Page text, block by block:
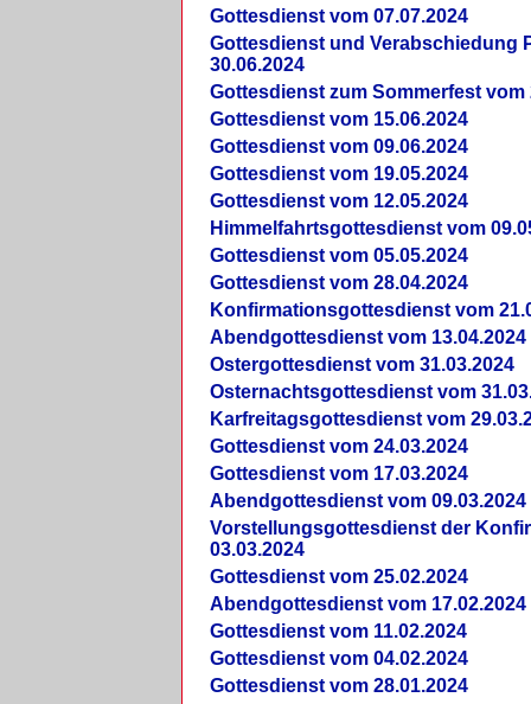
Gottesdienst vom 07.07.2024
Gottesdienst und Verabschiedung
30.06.2024
Gottesdienst zum Sommerfest vom
Gottesdienst vom 15.06.2024
Gottesdienst vom 09.06.2024
Gottesdienst vom 19.05.2024
Gottesdienst vom 12.05.2024
Himmelfahrtsgottesdienst vom
Gottesdienst vom 05.05.2024
Gottesdienst vom 28.04.2024
Konfirmationsgottesdienst vom
Abendgottesdienst vom 13.04.2024
Ostergottesdienst vom 31.03.2024
Osternachtsgottesdienst vom
Karfreitagsgottesdienst vom
Gottesdienst vom 24.03.2024
Gottesdienst vom 17.03.2024
Abendgottesdienst vom 09.03.2024
Vorstellungsgottesdienst der
03.03.2024
Gottesdienst vom 25.02.2024
Abendgottesdienst vom 17.02.2024
Gottesdienst vom 11.02.2024
Gottesdienst vom 04.02.2024
Gottesdienst vom 28.01.2024